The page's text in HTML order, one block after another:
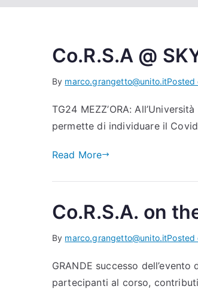
Co.R.S.A @
By marco.grangetto@unito.itPosted
TG24 MEZZ’ORA:
permette di individuare il Covid
Read More
Co.R.S.A. on
By marco.grangetto@unito.itPosted
GRANDE successo
partecipanti al corso,